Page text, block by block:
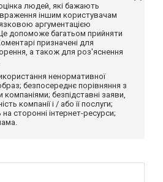
людей, які бажають
іншим користувачам
аргументацією
допоможе багатьом прийняти
призначені для
а також для роз'яснення
ненормативної
безпосереднє порівняння з
безпідставні заяви,
компанії і / або її послуги;
сторонні інтернет-ресурси;